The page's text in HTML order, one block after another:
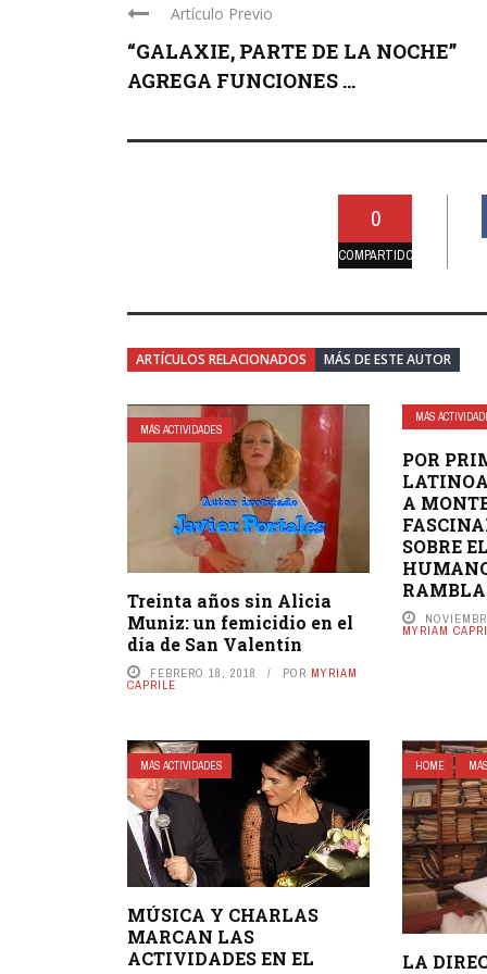
Artículo Previo
“GALAXIE, PARTE DE LA NOCHE”
AGREGA FUNCIONES ...
0
COMPARTIDO
ARTÍCULOS RELACIONADOS MÁS DE ESTE AUTOR
MÁS ACTIVIDADES
Treinta años sin Alicia
Muniz: un femicidio en el
día de San Valentín
FEBRERO 18, 2018 POR MYRIAM
CAPRILE
MÁS
POR
A
SOBRE
RAMBLA
MYRIAM
MÁS ACTIVIDADES
MÚSICA Y CHARLAS
MARCAN LAS
ACTIVIDADES EN EL
HOME
LA